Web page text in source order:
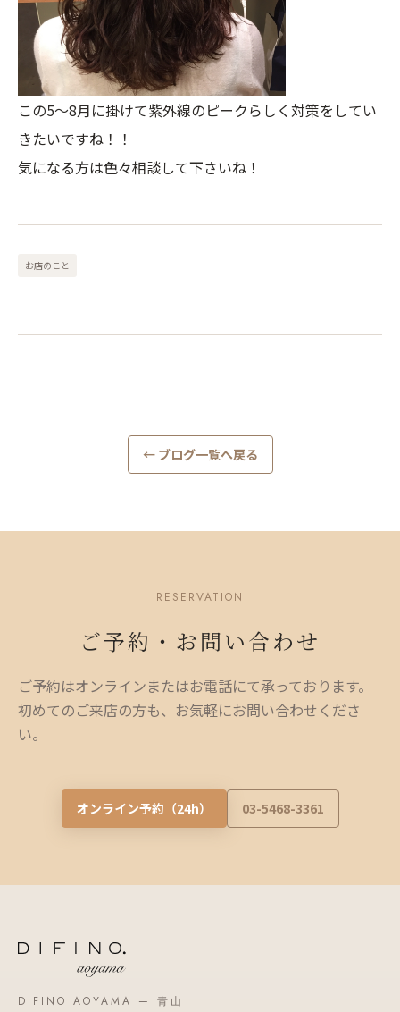
この5〜8月に掛けて紫外線のピークらしく対策をしてい
きたいですね！！
気になる方は色々相談して下さいね！
お店のこと
← ブログ一覧へ戻る
RESERVATION
ご予約・お問い合わせ
ご予約はオンラインまたはお電話にて承っております。
初めてのご来店の方も、お気軽にお問い合わせくださ
い。
オンライン予約（24h） 03-5468-3361
DIFINO AOYAMA — 青山